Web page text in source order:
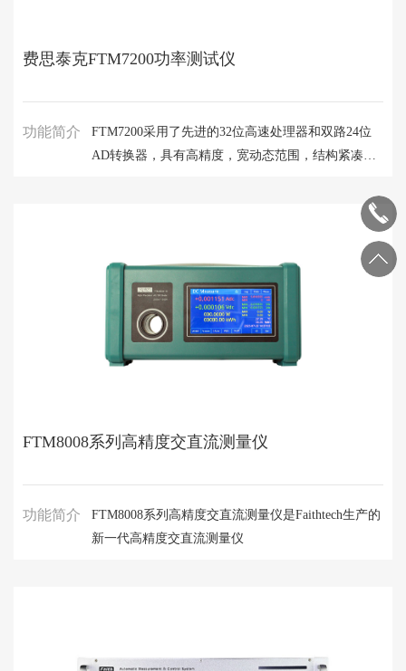
费思泰克FTM7200功率测试仪
功能简介
FTM7200采用了先进的32位高速处理器和双路24位
AD转换器，具有高精度，宽动态范围，结构紧凑灵
FTM8008系列高精度交直流测量仪
功能简介
FTM8008系列高精度交直流测量仪是Faithtech生产的
新一代高精度交直流测量仪